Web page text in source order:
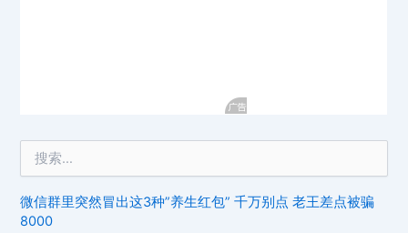
微信群里突然冒出这3种”养生红包” 千万别点 老王差点被骗
8000